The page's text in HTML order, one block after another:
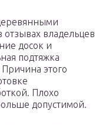
отзывах владельцев
досок и
подтяжка
Причина этого
Плохо
допустимой.